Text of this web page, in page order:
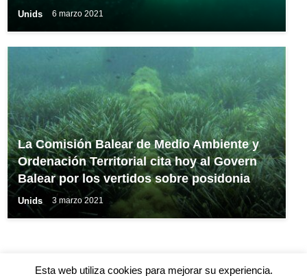
Unids 6 marzo 2021
La Comisión Balear de Medio Ambiente y
Ordenación Territorial cita hoy al Govern
Balear por los vertidos sobre posidonia
Unids 3 marzo 2021
Esta web utiliza cookies para mejorar su experiencia.